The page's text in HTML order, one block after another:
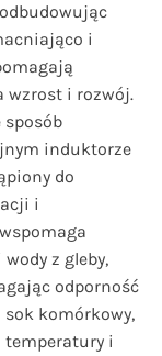
i
wzrost i rozwój.
sposób
induktorze
do
i
z gleby,
odporność
komórkowy,
i